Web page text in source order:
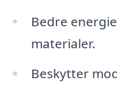
Bedre
materialer.
Beskytter